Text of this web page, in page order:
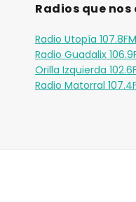
Radios que nos
Radio Utopía 107.8FM
Radio Guadalix
Orilla Izquierda
Radio Matorral